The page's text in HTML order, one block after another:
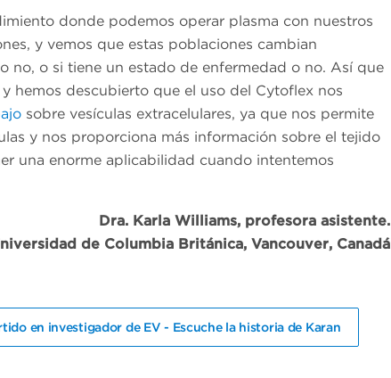
donde podemos operar plasma con nuestros
y vemos que estas poblaciones cambian
no, o si tiene un estado de enfermedad o no. Así que
hemos descubierto que el uso del Cytoflex nos
sobre vesículas extracelulares, ya que nos permite
y nos proporciona más información sobre el tejido
una enorme aplicabilidad cuando intentemos
Dra. Karla Williams, profesora asistente.
de Columbia Británica, Vancouver, Canadá
en investigador de EV - Escuche la historia de Karan